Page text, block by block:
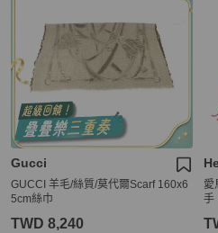
Gucci
GUCCI 羊毛/絲質/莫代爾Scarf 160x6
5cm絲巾
TWD 8,240
愛
手